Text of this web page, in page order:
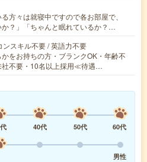
方々は就寝中ですので各お部屋で、
か？」「ちゃんと眠れているか？…
ンスキル不要 / 英語力不要
かをお持ちの方・ブランクOK・年齢不
社不要・10名以上採用≪待遇…
40代 50代
60代
男性